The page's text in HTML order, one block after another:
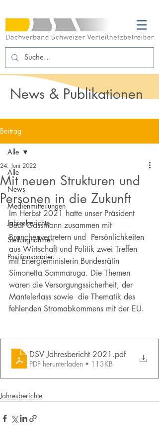
News & Publikationen
Beitrag
Alle
News
Medienmitteilungen
Jahresberichte
Stellungnahmen
Positionspapier
Alle
Mit neuen Strukturen und
Personen in die Zukunft
24. Juni 2022
Im Herbst 2021 hatte unser Präsident
Beat Gassmann zusammen mit
Branchenvertretern und  Persönlichkeiten
aus Wirtschaft und Politik zwei Treffen
mit Energieministerin Bundesrätin
Simonetta Sommaruga. Die Themen
waren die Versorgungssicherheit, der
Mantelerlass sowie  die Thematik des
fehlenden Stromabkommens mit der EU.
DSV Jahresbericht 2021 .pdf
PDF herunterladen • 113KB
Jahresberichte